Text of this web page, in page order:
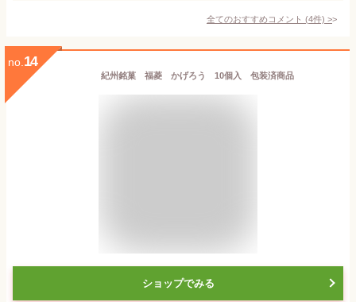
全てのおすすめコメント (4件) >
no. 14
紀州銘菓 福菱 かげろう 10個入 包装済商品
ショップでみる